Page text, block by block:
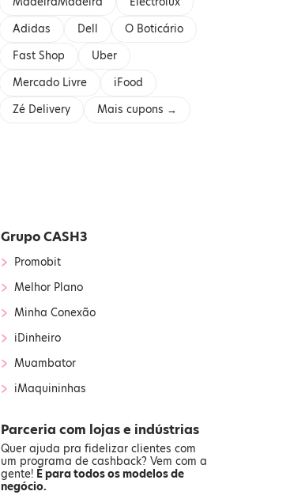
Adidas
Dell
O Boticário
Fast Shop
Uber
Mercado Livre
iFood
Zé Delivery
Mais cupons →
Grupo CASH3
› Promobit
› Melhor Plano
› Minha Conexão
› iDinheiro
› Muambator
› iMaquininhas
Parceria com lojas e indústrias
Quer ajuda pra fidelizar clientes com
um programa de cashback? Vem com a
gente! É para todos os modelos de
negócio.